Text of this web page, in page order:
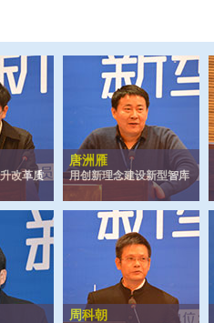
改革质
唐洲雁
用创新理念建设新型智库
周科朝